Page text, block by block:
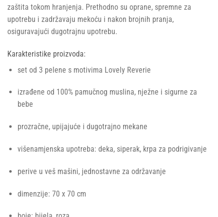
zaštita tokom hranjenja. Prethodno su oprane, spremne za
upotrebu i zadržavaju mekoću i nakon brojnih pranja,
osiguravajući dugotrajnu upotrebu.
Karakteristike proizvoda:
set od 3 pelene s motivima Lovely Reverie
izrađene od 100% pamučnog muslina, nježne i sigurne za
bebe
prozračne, upijajuće i dugotrajno mekane
višenamjenska upotreba: deka, siperak, krpa za podrigivanje
perive u veš mašini, jednostavne za održavanje
dimenzije: 70 x 70 cm